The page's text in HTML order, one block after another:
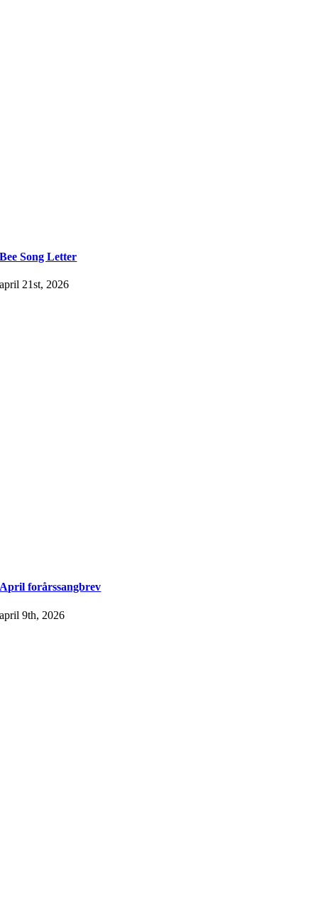
Bee Song Letter
april 21st, 2026
April forårssangbrev
april 9th, 2026